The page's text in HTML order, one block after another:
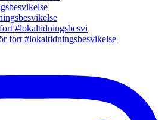
#lokaltidningsbesvi